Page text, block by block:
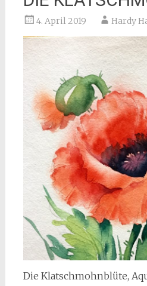
4. April 2019 Hardy
Die Klatschmohnblüte,